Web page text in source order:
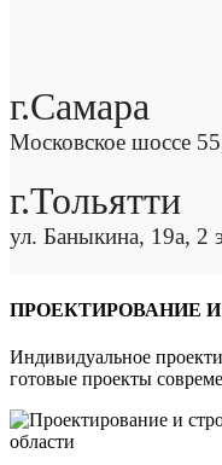
г.Самара
Московское шоссе
г.Тольятти
ул. Баныкина, 19а, 2
ПРОЕКТИРОВАНИЕ
Индивидуальное
готовые проекты